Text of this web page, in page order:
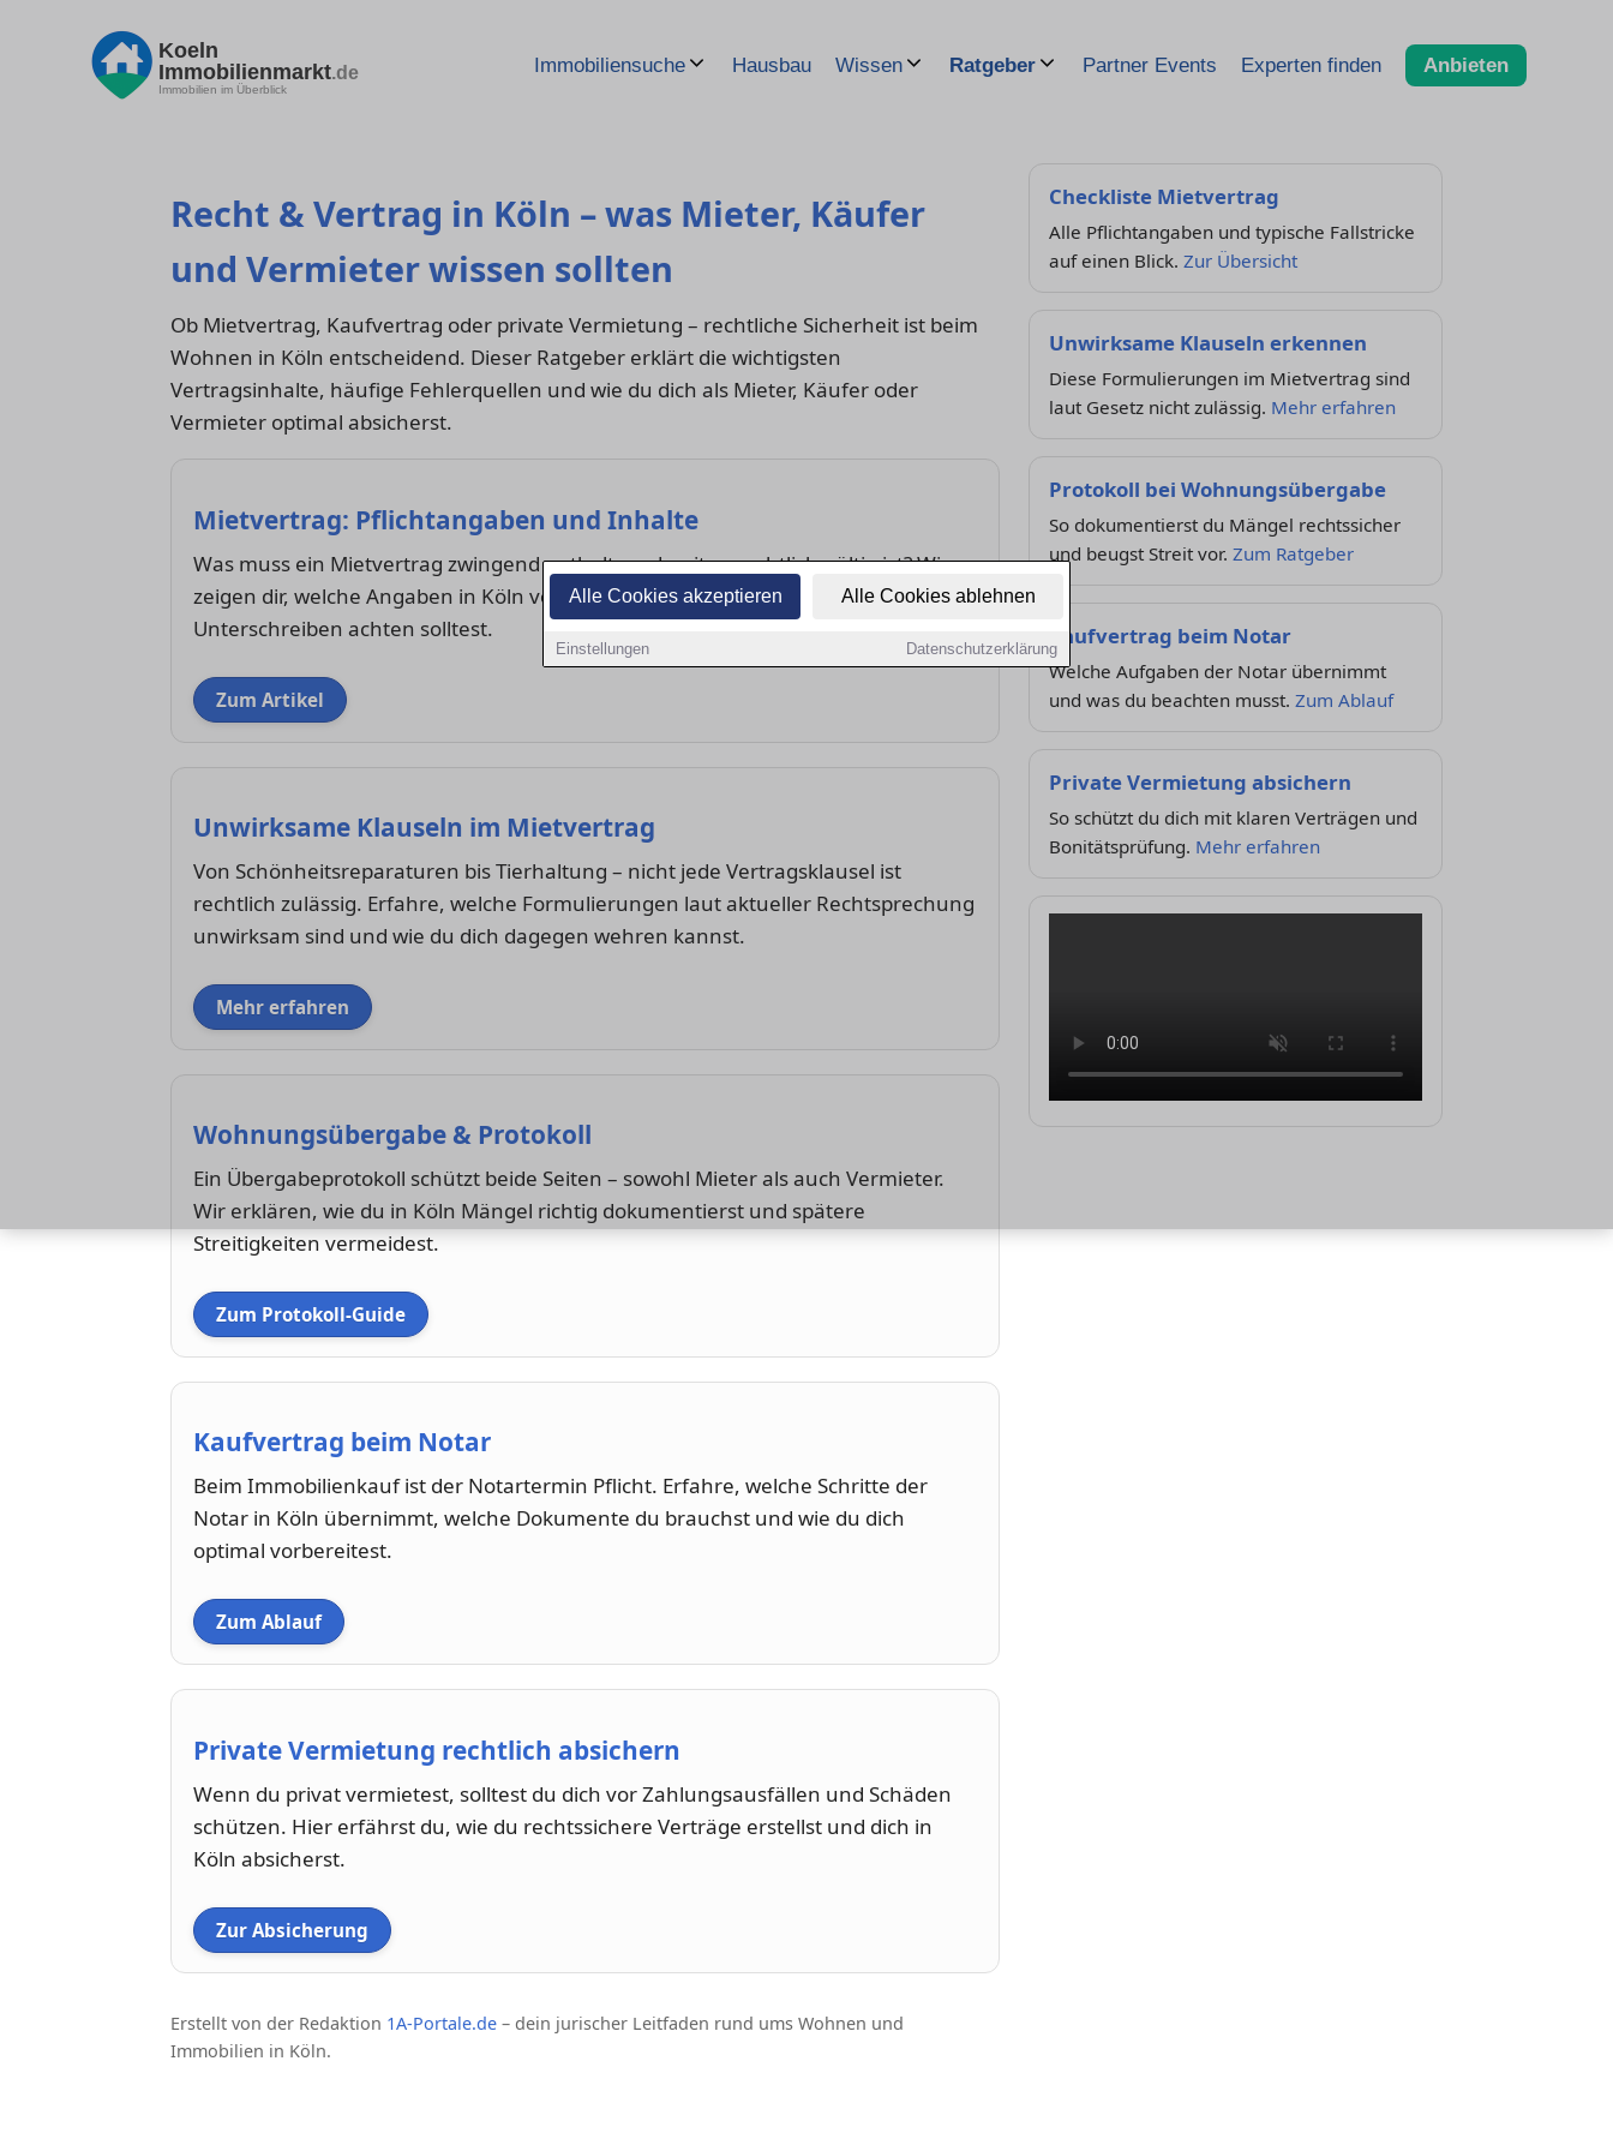
Alle Cookies akzeptieren Alle Cookies ablehnen
Einstellungen Datenschutzerklärung
Koeln
Immobilienmarkt.de
Immobilien im Überblick
Immobiliensuche Hausbau Wissen Ratgeber Partner Events Experten finden Anbieten
Recht & Vertrag in Köln – was Mieter, Käufer
und Vermieter wissen sollten
Ob Mietvertrag, Kaufvertrag oder private Vermietung – rechtliche Sicherheit ist beim
Wohnen in Köln entscheidend. Dieser Ratgeber erklärt die wichtigsten
Vertragsinhalte, häufige Fehlerquellen und wie du dich als Mieter, Käufer oder
Vermieter optimal absicherst.
Mietvertrag: Pflichtangaben und Inhalte
Was muss ein Mietvertrag zwingend enthalten, damit er rechtlich gültig ist? Wir
zeigen dir, welche Angaben in Köln vorgeschrieben sind und worauf du beim
Unterschreiben achten solltest.
Zum Artikel
Unwirksame Klauseln im Mietvertrag
Von Schönheitsreparaturen bis Tierhaltung – nicht jede Vertragsklausel ist
rechtlich zulässig. Erfahre, welche Formulierungen laut aktueller Rechtsprechung
unwirksam sind und wie du dich dagegen wehren kannst.
Mehr erfahren
Wohnungsübergabe & Protokoll
Ein Übergabeprotokoll schützt beide Seiten – sowohl Mieter als auch Vermieter.
Wir erklären, wie du in Köln Mängel richtig dokumentierst und spätere
Streitigkeiten vermeidest.
Zum Protokoll-Guide
Kaufvertrag beim Notar
Beim Immobilienkauf ist der Notartermin Pflicht. Erfahre, welche Schritte der
Notar in Köln übernimmt, welche Dokumente du brauchst und wie du dich
optimal vorbereitest.
Zum Ablauf
Private Vermietung rechtlich absichern
Wenn du privat vermietest, solltest du dich vor Zahlungsausfällen und Schäden
schützen. Hier erfährst du, wie du rechtssichere Verträge erstellst und dich in
Köln absicherst.
Zur Absicherung
Erstellt von der Redaktion 1A-Portale.de – dein jurischer Leitfaden rund ums Wohnen und
Immobilien in Köln.
Checkliste Mietvertrag
Alle Pflichtangaben und typische Fallstricke
auf einen Blick. Zur Übersicht
Unwirksame Klauseln erkennen
Diese Formulierungen im Mietvertrag sind
laut Gesetz nicht zulässig. Mehr erfahren
Protokoll bei Wohnungsübergabe
So dokumentierst du Mängel rechtssicher
und beugst Streit vor. Zum Ratgeber
Kaufvertrag beim Notar
Welche Aufgaben der Notar übernimmt
und was du beachten musst. Zum Ablauf
Private Vermietung absichern
So schützt du dich mit klaren Verträgen und
Bonitätsprüfung. Mehr erfahren